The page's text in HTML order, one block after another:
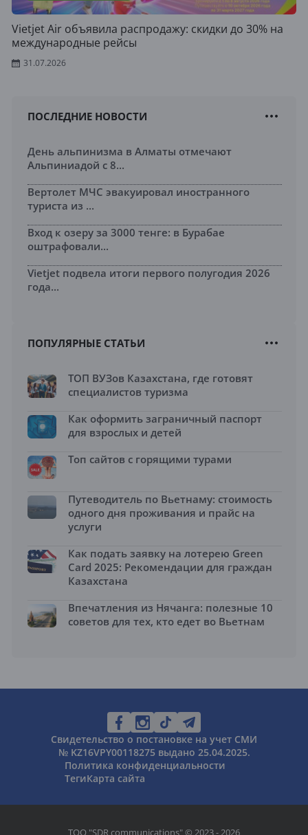
Vietjet Air объявила распродажу: скидки до 30% на
международные рейсы
31.07.2026
ПОСЛЕДНИЕ НОВОСТИ
День альпинизма в Алматы отмечают
Альпиниадой с 8...
Вертолет МЧС эвакуировал иностранного
туриста из ...
Вход к озеру за 3000 тенге: в Бурабае
оштрафовали...
Vietjet подвела итоги первого полугодия 2026
года...
ПОПУЛЯРНЫЕ СТАТЬИ
ТОП ВУЗов Казахстана, где готовят
специалистов туризма
Как оформить заграничный паспорт
для взрослых и детей
Топ сайтов с горящими турами
Путеводитель по Вьетнаму: стоимость
одного дня проживания и прайс на
услуги
Как подать заявку на лотерею Green
Card 2025: Рекомендации для граждан
Казахстана
Впечатления из Нячанга: полезные 10
советов для тех, кто едет во Вьетнам
Свидетельство о постановке на учет СМИ
№ KZ16VPY00118275 выдано 25.04.2025.
Политика конфиденциальности
ТегиКарта сайта
ТОО "SDR communications" © 2023 - 2026